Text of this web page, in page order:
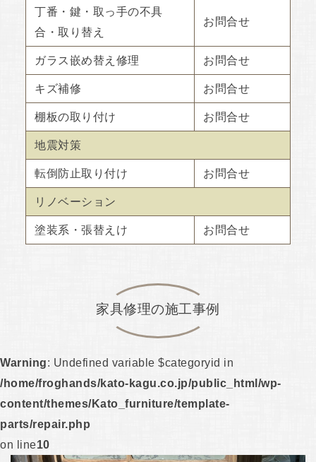
丁番・鍵・取っ手の不具
合・取り替え
お問合せ
ガラス嵌め替え修理 お問合せ
キズ補修 お問合せ
棚板の取り付け お問合せ
地震対策
転倒防止取り付け お問合せ
リノベーション
塗装系・張替えけ お問合せ
家具修理の施工事例
Warning: Undefined variable $categoryid in
/home/froghands/kato-kagu.co.jp/public_html/wp-
content/themes/Kato_furniture/template-
parts/repair.php
on line10